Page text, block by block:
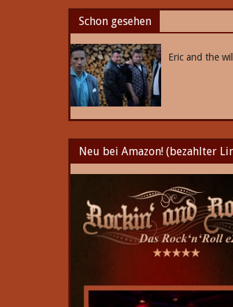
Schon gesehen
Eric and the
Neu bei Amazon! (bezahlter